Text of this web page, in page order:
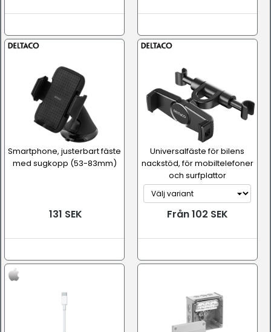
Smartphone, justerbart fäste
med sugkopp (53-83mm)
131 SEK
Universalfäste för bilens
nackstöd, för mobiltelefoner
och surfplattor
Från 102 SEK